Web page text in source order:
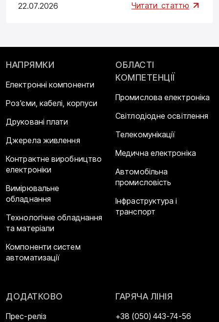
22.07.2026 Читати статтю
НАПРЯМКИ
Електронні компоненти
Роз'єми, кабелі, корпуси
Друковані плати
Джерела живлення
Контрактне виробництво
електроніки
Вимірювальне
обладнання
Технологічне обладнання
та матеріали
Компоненти систем
автоматизації
ОБЛАСТІ
КОМПЕТЕНЦІЇ
Промислова електроніка
Світлодіодне освітлення
Телекомунікації
Медична електроніка
Автомобільна
промисловість
Інфраструктура і
транспорт
ДОДАТКОВО
Прес-реліз
ГАРЯЧА ЛІНІЯ
+38 (050) 443-74-56